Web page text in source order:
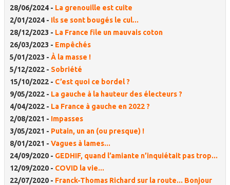
28/06/2024 - La grenouille est cuite
2/01/2024 - Ils se sont bougés le cul...
28/12/2023 - La France file un mauvais coton
26/03/2023 - Empêchés
5/01/2023 - À la masse !
5/12/2022 - Sobriété
15/10/2022 - C’est quoi ce bordel ?
9/05/2022 - La gauche à la hauteur des électeurs ?
4/04/2022 - La France à gauche en 2022 ?
2/08/2021 - Impasses
3/05/2021 - Putain, un an (ou presque) !
8/01/2021 - Vagues à lames...
24/09/2020 - GEDHIF, quand l’amiante n’inquiétait pas trop...
12/09/2020 - COVID la vie...
22/07/2020 - Franck-Thomas Richard sur la route... Bonjour